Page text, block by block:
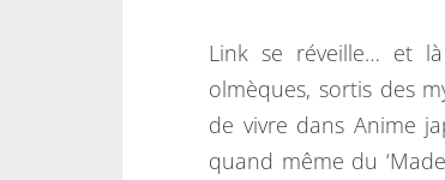
Link se réveille… et
olmèques, sortis des
de vivre dans Anime
quand même du